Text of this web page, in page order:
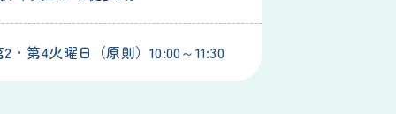
・第4火曜日（原則）10:00～11:30